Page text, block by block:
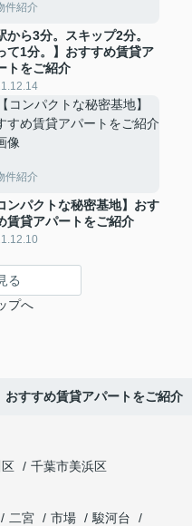
件紹介
から3分。スキップ2分。
て1分。】おすすめ賃貸ア
トをご紹介
件紹介
ンパクトな秘密基地】おす
賃貸アパートをご紹介
る
プへ
おすすめ賃貸アパートをご紹介
千葉市美浜区
二宮 市場
駿河台